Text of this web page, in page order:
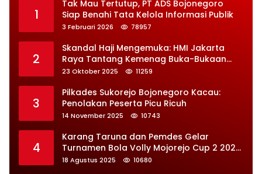
1
Tak Mau Tertutup, PT ADS Bojonegoro
Siap Benahi Tata Kelola Informasi Publik
3 Februari 2026 78957
2
Skandal Haji Mengemuka: HMI Jakarta
Raya Tantang Kemenag Buka-Bukaan
Soal Kontrak Syarekah Bermasalah
23 Oktober 2025 11259
3
Pilkades Sukorejo Bojonegoro Kacau:
Penolakan Peserta Picu Ricuh
14 November 2025 10743
4
Karang Taruna dan Pemdes Gelar
Turnamen Bola Volly Mojorejo Cup 2 2025,
Diikuti 28 Tim
18 Agustus 2025 10680